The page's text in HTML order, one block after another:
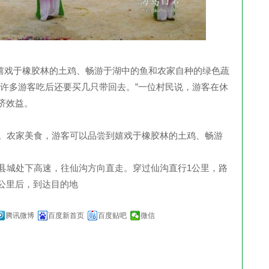
橡胶林的土鸡、畅游于湖中的鱼和农家自种的绿色蔬
多游客吃后还要买几只带回去。”一位村民说，游客在休
益。
农家美食，游客可以品尝到嬉戏于橡胶林的土鸡、畅游
城处下高速，往仙沟方向直走。穿过仙沟直行1公里，路
里后，到达目的地
腾讯微博 百度新首页 百度贴吧 微信